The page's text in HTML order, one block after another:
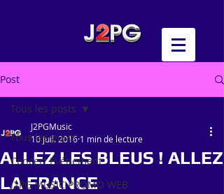
Post
Tous les posts
Concert Evénement
J2PG MUSIC PROMO WEB
Tous les posts
ALLEZ LES BLEUS ! ALLEZ
LA FRANCE
J2PGMusic
10 juil. 2016 1 min de lecture